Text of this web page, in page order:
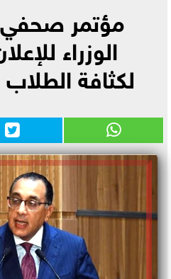
مؤتمر
الوزراء
لكثافة